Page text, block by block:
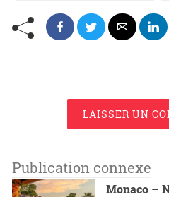
LAISSER UN
Publication connexe
Monaco –